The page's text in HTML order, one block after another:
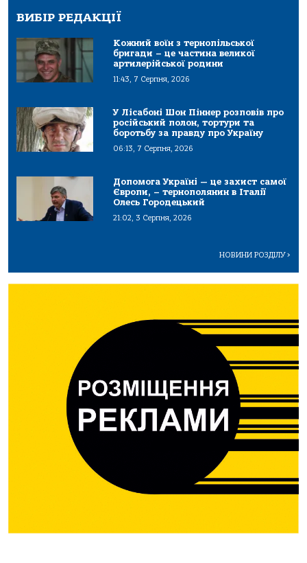
ВИБІР РЕДАКЦІЇ
Кожний воїн з тернопільської
бригади – це частина великої
артилерійської родини
11:43, 7 Серпня, 2026
У Лісабоні Шон Піннер розповів про
російський полон, тортури та
боротьбу за правду про Україну
06:13, 7 Серпня, 2026
Допомога Україні — це захист самої
Європи, – тернополянин в Італії
Олесь Городецький
21:02, 3 Серпня, 2026
НОВИНИ РОЗДІЛУ>